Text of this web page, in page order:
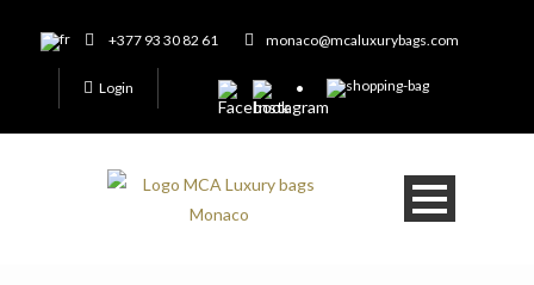
+377 93 30 82 61 monaco@mcaluxurybags.com
Login